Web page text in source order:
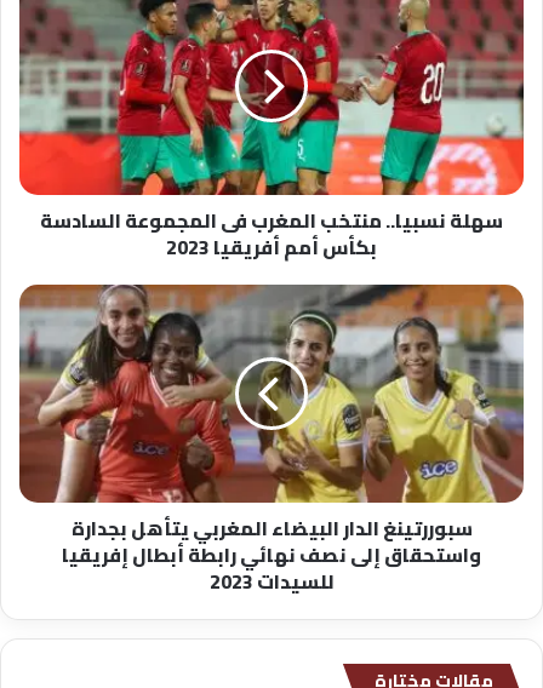
نسبيا..
منتخب
المغرب
فى
المجموعة
السادسة
بكأس
أمم
أفريقيا
سهلة نسبيا.. منتخب المغرب فى المجموعة السادسة
بكأس أمم أفريقيا 2023
سبوررتينغ
الدار
البيضاء
المغربي
يتأهل
بجدارة
واستحقاق
إلى
نصف
سبوررتينغ الدار البيضاء المغربي يتأهل بجدارة
واستحقاق إلى نصف نهائي رابطة أبطال إفريقيا
للسيدات 2023
مقالات مختارة